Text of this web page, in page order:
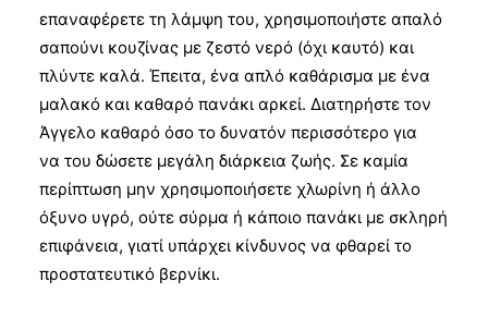
επαναφέρετε τη λάμψη του, χρησιμοποιήστε απαλό
σαπούνι κουζίνας με ζεστό νερό (όχι καυτό) και
πλύντε καλά. Έπειτα, ένα απλό καθάρισμα με ένα
μαλακό και καθαρό πανάκι αρκεί. Διατηρήστε τον
Άγγελο καθαρό όσο το δυνατόν περισσότερο για
να του δώσετε μεγάλη διάρκεια ζωής. Σε καμία
περίπτωση μην χρησιμοποιήσετε χλωρίνη ή άλλο
όξυνο υγρό, ούτε σύρμα ή κάποιο πανάκι με σκληρή
επιφάνεια, γιατί υπάρχει κίνδυνος να φθαρεί το
προστατευτικό βερνίκι.